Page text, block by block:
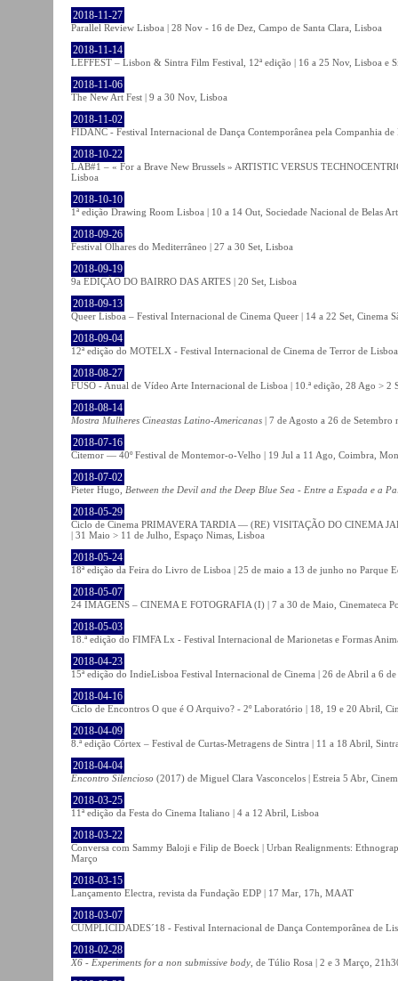
2018-11-27
Parallel Review Lisboa | 28 Nov - 16 de Dez, Campo de Santa Clara, Lisboa
2018-11-14
LEFFEST – Lisbon & Sintra Film Festival, 12ª edição | 16 a 25 Nov, Lisboa e
2018-11-06
The New Art Fest | 9 a 30 Nov, Lisboa
2018-11-02
FIDANC - Festival Internacional de Dança Contemporânea pela Companhia
2018-10-22
LAB#1 – « For a Brave New Brussels » ARTISTIC VERSUS
Lisboa
2018-10-10
1ª edição Drawing Room Lisboa | 10 a 14 Out, Sociedade Nacional de Belas
2018-09-26
Festival Olhares do Mediterrâneo | 27 a 30 Set, Lisboa
2018-09-19
9a EDIÇÃO DO BAIRRO DAS ARTES | 20 Set, Lisboa
2018-09-13
Queer Lisboa – Festival Internacional de Cinema Queer | 14 a 22 Set, Cinema
2018-09-04
12ª edição do MOTELX - Festival Internacional de Cinema de Terror de
2018-08-27
FUSO - Anual de Vídeo Arte Internacional de Lisboa | 10.ª edição, 28 Ago > 2
2018-08-14
Mostra Mulheres Cineastas Latino-Americanas | 7 de Agosto a 26 de Setembro
2018-07-16
Citemor — 40º Festival de Montemor-o-Velho | 19 Jul a 11 Ago, Coimbra,
2018-07-02
Pieter Hugo, Between the Devil and the Deep Blue Sea - Entre a Espada e a
2018-05-29
Ciclo de Cinema PRIMAVERA TARDIA — (RE) VISITAÇÃO DO CINEMA
| 31 Maio > 11 de Julho, Espaço Nimas, Lisboa
2018-05-24
18ª edição da Feira do Livro de Lisboa | 25 de maio a 13 de junho no Parque
2018-05-07
24 IMAGENS – CINEMA E FOTOGRAFIA (I) | 7 a 30 de Maio, Cinemateca
2018-05-03
18.ª edição do FIMFA Lx - Festival Internacional de Marionetas e Formas
2018-04-23
15ª edição do IndieLisboa Festival Internacional de Cinema | 26 de Abril a 6
2018-04-16
Ciclo de Encontros O que é O Arquivo? - 2º Laboratório | 18, 19 e 20 Abril,
2018-04-09
8.ª edição Córtex – Festival de Curtas-Metragens de Sintra | 11 a 18 Abril,
2018-04-04
Encontro Silencioso (2017) de Miguel Clara Vasconcelos | Estreia 5 Abr,
2018-03-25
11ª edição da Festa do Cinema Italiano | 4 a 12 Abril, Lisboa
2018-03-22
Conversa com Sammy Baloji e Filip de Boeck | Urban Realignments:
Março
2018-03-15
Lançamento Electra, revista da Fundação EDP | 17 Mar, 17h, MAAT
2018-03-07
CUMPLICIDADES´18 - Festival Internacional de Dança Contemporânea de
2018-02-28
X6 - Experiments for a non submissive body , de Túlio Rosa | 2 e 3 Março,